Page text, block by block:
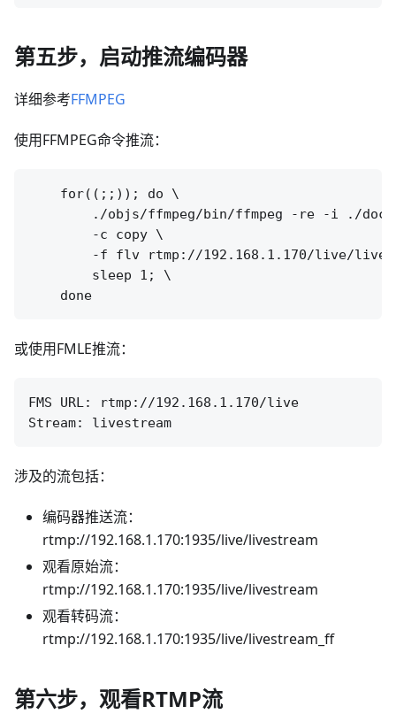
第五步，启动推流编码器
详细参考FFMPEG
使用FFMPEG命令推流：
    for((;;)); do \
./objs/ffmpeg/bin/ffmpeg -re -i ./
        -c copy \
-f flv rtmp://192.168.1.170/live/
        sleep 1; \
或使用FMLE推流：
FMS URL: rtmp://192.168.1.170/live
涉及的流包括：
编码器推送流：
rtmp://192.168.1.170:1935/live/livestream
观看原始流：
rtmp://192.168.1.170:1935/live/livestream
观看转码流：
rtmp://192.168.1.170:1935/live/livestream_ff
第六步，观看RTMP流